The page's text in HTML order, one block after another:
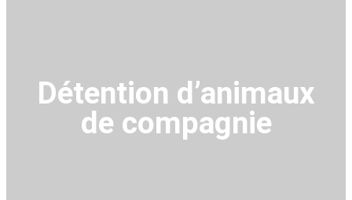
Détention d’animaux
de compagnie